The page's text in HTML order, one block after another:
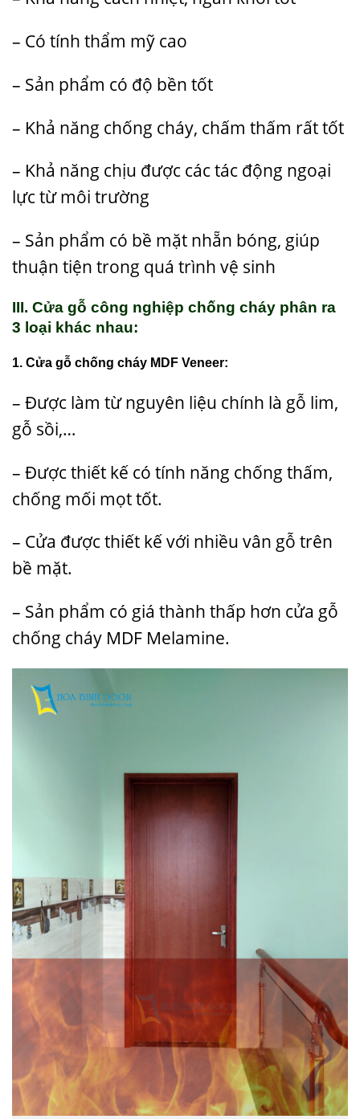
– Có tính thẩm mỹ cao
– Sản phẩm có độ bền tốt
– Khả năng chống cháy, chấm thấm rất tốt
– Khả năng chịu được các tác động ngoại
lực từ môi trường
– Sản phẩm có bề mặt nhẵn bóng, giúp
thuận tiện trong quá trình vệ sinh
III. Cửa gỗ công nghiệp chống cháy phân ra
3 loại khác nhau:
1. Cửa gỗ chống cháy MDF Veneer:
– Được làm từ nguyên liệu chính là gỗ lim,
gỗ sồi,…
– Được thiết kế có tính năng chống thấm,
chống mối mọt tốt.
– Cửa được thiết kế với nhiều vân gỗ trên
bề mặt.
– Sản phẩm có giá thành thấp hơn cửa gỗ
chống cháy MDF Melamine.